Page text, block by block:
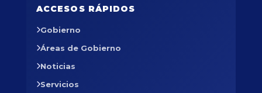
ACCESOS RÁPIDOS
Gobierno
Áreas de Gobierno
Noticias
Servicios